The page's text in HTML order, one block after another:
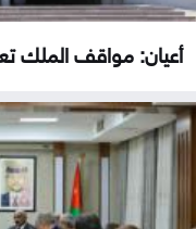
أعيان: مواقف الملك